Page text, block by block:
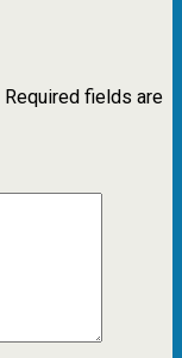
Required fields are